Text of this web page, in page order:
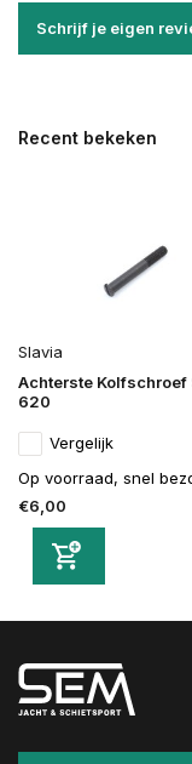
Schrijf je eigen
Recent bekeken
Slavia
Achterste Kolfschroef
620
Vergelijk
Op voorraad, snel
€6,00